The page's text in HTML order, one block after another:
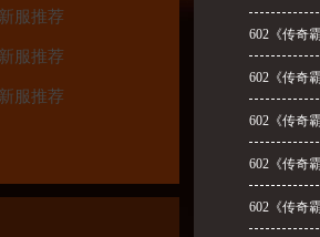
新服推荐
新服推荐
新服推荐
602《传奇
602《传奇
602《传奇
602《传奇
602《传奇